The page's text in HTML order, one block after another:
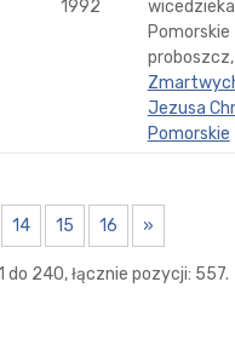
1992
Pomorskie
Jezusa
Pomorskie
14 15 16 »
240, łącznie pozycji: 557.